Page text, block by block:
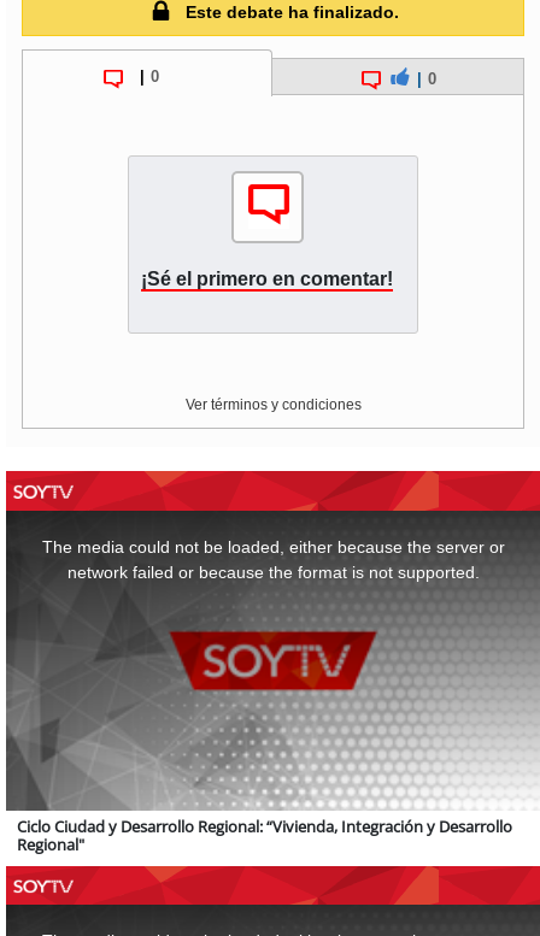
Este debate ha finalizado.
0 0
¡Sé el primero en comentar!
Ver términos y condiciones
The media could not be loaded, either because the server or
network failed or because the format is not supported.
Ciclo Ciudad y Desarrollo Regional: “Vivienda, Integración y Desarrollo
Regional"